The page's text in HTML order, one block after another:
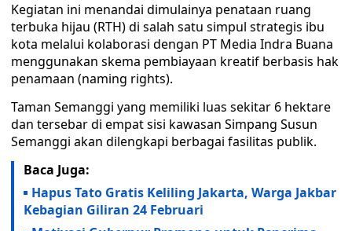
Kegiatan ini menandai dimulainya penataan ruang
terbuka hijau (RTH) di salah satu simpul strategis ibu
kota melalui kolaborasi dengan PT Media Indra Buana
menggunakan skema pembiayaan kreatif berbasis hak
penamaan (naming rights).
Taman Semanggi yang memiliki luas sekitar 6 hektare
dan tersebar di empat sisi kawasan Simpang Susun
Semanggi akan dilengkapi berbagai fasilitas publik.
Baca Juga:
Hapus Tato Gratis Keliling Jakarta, Warga Jakbar
Kebagian Giliran 24 Februari